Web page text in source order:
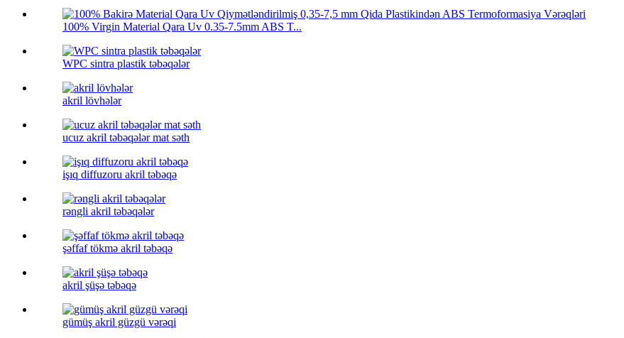
100% Virgin Material Qara Uv 0.35-7.5mm ABS T...
WPC sintra plastik təbəqələr
akril lövhələr
ucuz akril təbəqələr mat səth
işıq diffuzoru akril təbəqə
rəngli akril təbəqələr
şəffaf tökmə akril təbəqə
akril şüşə təbəqə
gümüş akril güzgü vərəqi